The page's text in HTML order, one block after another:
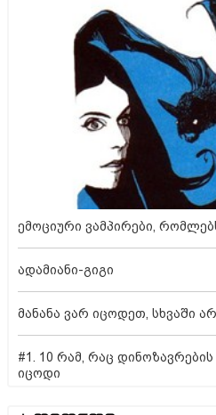
ემოციური ვამპირები,
ადამიანი-გიგი
მანანა ვარ იცოდეთ, სხვაში
#1. 10 რამ, რაც
იცოდი